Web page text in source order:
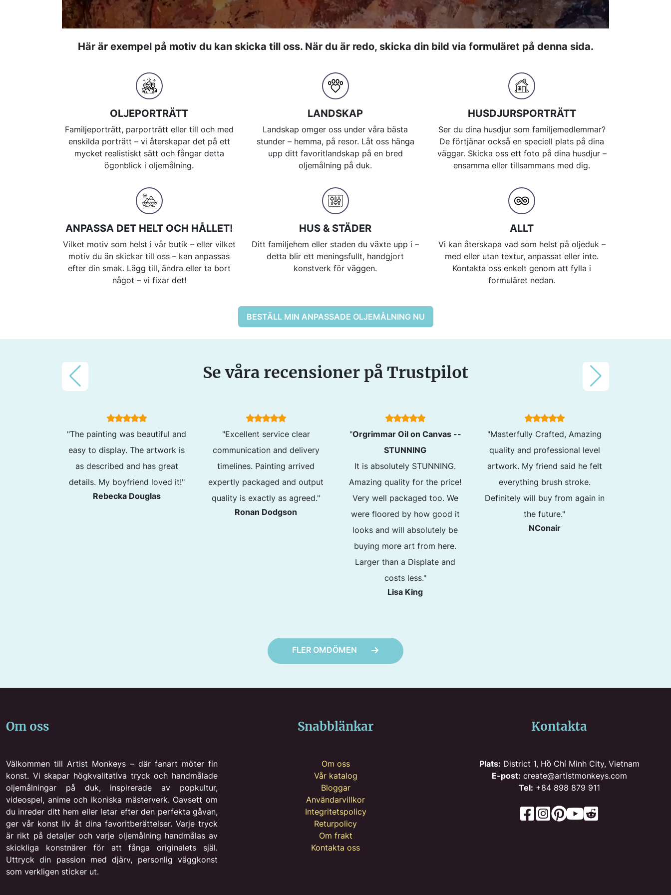
Här är exempel på motiv du kan skicka till oss. När du är redo, skicka din bild via formuläret på denna sida.
OLJEPORTRÄTT
Familjeporträtt, parporträtt eller till och med
enskilda porträtt – vi återskapar det på ett
mycket realistiskt sätt och fångar detta
ögonblick i oljemålning.
LANDSKAP
Landskap omger oss under våra bästa
stunder – hemma, på resor. Låt oss hänga
upp ditt favoritlandskap på en bred
oljemålning på duk.
HUSDJURSPORTRÄTT
Ser du dina husdjur som familjemedlemmar?
De förtjänar också en speciell plats på dina
väggar. Skicka oss ett foto på dina husdjur –
ensamma eller tillsammans med dig.
ANPASSA DET HELT OCH HÅLLET!
Vilket motiv som helst i vår butik – eller vilket
motiv du än skickar till oss – kan anpassas
efter din smak. Lägg till, ändra eller ta bort
något – vi fixar det!
HUS & STÄDER
Ditt familjehem eller staden du växte upp i –
detta blir ett meningsfullt, handgjort
konstverk för väggen.
ALLT
Vi kan återskapa vad som helst på oljeduk –
med eller utan textur, anpassat eller inte.
Kontakta oss enkelt genom att fylla i
formuläret nedan.
BESTÄLL MIN ANPASSADE OLJEMÅLNING NU
Se våra recensioner på Trustpilot
"The painting was beautiful and
easy to display. The artwork is
as described and has great
details. My boyfriend loved it!"
Rebecka Douglas
"Excellent service clear
communication and delivery
timelines. Painting arrived
expertly packaged and output
quality is exactly as agreed."
Ronan Dodgson
"Orgrimmar Oil on Canvas --
STUNNING
It is absolutely STUNNING.
Amazing quality for the price!
Very well packaged too. We
were floored by how good it
looks and will absolutely be
buying more art from here.
Larger than a Displate and
costs less."
Lisa King
"Masterfully Crafted, Amazing
quality and professional level
artwork. My friend said he felt
everything brush stroke.
Definitely will buy from again in
the future."
NConair
FLER OMDÖMEN
Om oss
Välkommen till Artist Monkeys – där fanart möter fin
konst. Vi skapar högkvalitativa tryck och handmålade
oljemålningar på duk, inspirerade av popkultur,
videospel, anime och ikoniska mästerverk. Oavsett om
du inreder ditt hem eller letar efter den perfekta gåvan,
ger vår konst liv åt dina favoritberättelser. Varje tryck
är rikt på detaljer och varje oljemålning handmålas av
skickliga konstnärer för att fånga originalets själ.
Uttryck din passion med djärv, personlig väggkonst
som verkligen sticker ut.
Snabblänkar
Om oss
Vår katalog
Bloggar
Användarvillkor
Integritetspolicy
Returpolicy
Om frakt
Kontakta oss
Kontakta
Plats: District 1, Hồ Chí Minh City, Vietnam
E-post: create@artistmonkeys.com
Tel: +84 898 879 911